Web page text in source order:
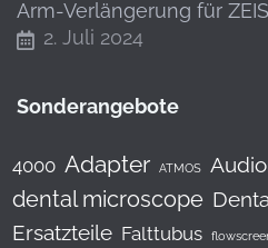
Arm-Verlängerung für
2. Juli 2024
Sonderangebote
4000 Adapter ATMOS
dental microscope
Ersatzteile Falttubus